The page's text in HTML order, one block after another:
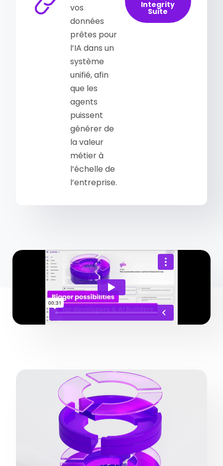
vos
données
prêtes pour
l’IA dans un
système
unifié, afin
que les
agents
puissent
générer de
la valeur
métier à
l’échelle de
l’entreprise.
Integrity
Suite